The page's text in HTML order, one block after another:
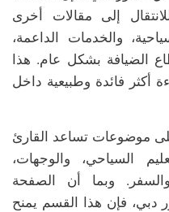
إلى مقالات أخرى
والخدمات الداعمة،
الضيافة بشكل عام. هذا
أكثر فائدة وطبيعية داخل
موضوعات تساعد القارئ
السياحي، والوجهات،
والسفر. وبما أن الصفحة
دبي، فإن هذا القسم يمنح